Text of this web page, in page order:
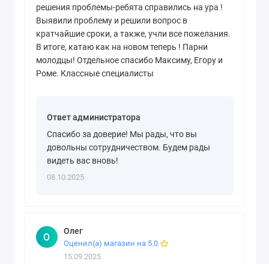
решения проблемы-ребята справились на ура !
Выявили проблему и решили вопрос в
кратчайшие сроки, а также, учли все пожелания.
В итоге, катаю как на новом теперь ! Парни
молодцы! Отдельное спасибо Максиму, Егору и
Роме. Классные специалисты
Ответ администратора
Спасибо за доверие! Мы рады, что вы
довольны сотрудничеством. Будем рады
видеть вас вновь!
08.10.2025
О Олег
Оценил(а) магазин на 5.0
15.09.2025